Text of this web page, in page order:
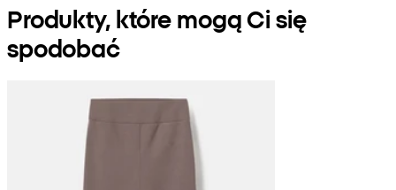
Produkty, które mogą Ci się
spodobać